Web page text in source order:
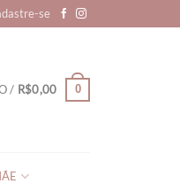
se
/ R$0,00 0